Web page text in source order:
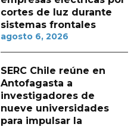
cortes de luz durante
sistemas frontales
agosto 6, 2026
SERC Chile reúne en
Antofagasta a
investigadores de
nueve universidades
para impulsar la